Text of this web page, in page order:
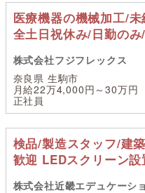
医療機器の機械加工/
全土日祝休み/日勤の
株式会社フジフレックス
奈良県 生駒市
月給22万4,000円～30万円
正社員
検品/製造スタッフ/建
歓迎 LEDスクリーン
株式会社近畿エデュケーシ